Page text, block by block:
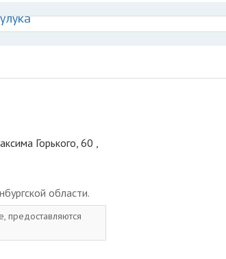
Горького, 60 ,
области.
предоставляются